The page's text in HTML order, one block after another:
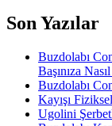
Son Yazılar
Buzdolabı
Başınıza
Buzdolabı
Kayışı
Ugolini